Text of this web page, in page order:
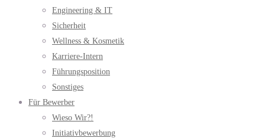
Engineering & IT
Sicherheit
Wellness & Kosmetik
Karriere-Intern
Führungsposition
Sonstiges
Für Bewerber
Wieso Wir?!
Initiativbewerbung